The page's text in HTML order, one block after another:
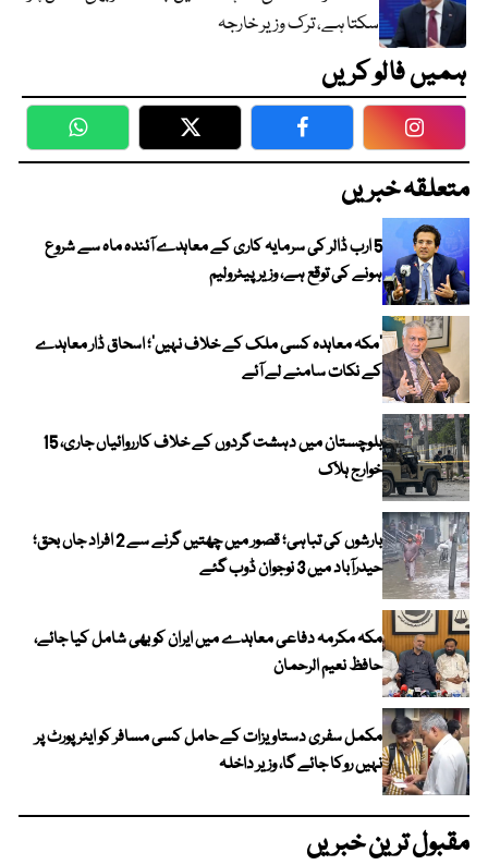
سکتا ہے، ترک وزیر خارجہ
ہمیں فالو کریں
WhatsApp Twitter Facebook
متعلقہ خبریں
5 ارب ڈالر کی سرمایہ کاری کے معاہدے آئندہ ماہ سے شروع
ہونے کی توقع ہے، وزیر پیٹرولیم
‘مکہ معاہدہ کسی ملک کے خلاف نہیں’؛ اسحاق ڈار معاہدے
کے نکات سامنے لے آئے
بلوچستان میں دہشت گردوں کے خلاف کارروائیاں جاری، 15
خوارج ہلاک
بارشوں کی تباہی؛ قصور میں چھتیں گرنے سے 2 افراد جاں بحق؛
حیدرآباد میں 3 نوجوان ڈوب گئے
مکہ مکرمہ دفاعی معاہدے میں ایران کو بھی شامل کیا جائے،
حافظ نعیم الرحمان
مکمل سفری دستاویزات کے حامل کسی مسافر کو ایئرپورٹ پر
نہیں روکا جائے گا، وزیر داخلہ
مقبول ترین خبریں